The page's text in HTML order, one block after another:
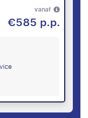
vanaf
€585 p.p.